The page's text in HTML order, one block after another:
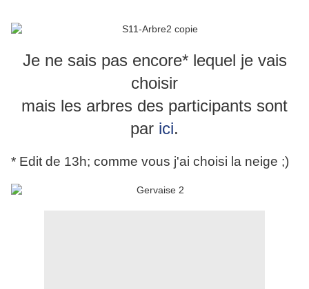
Je ne sais pas encore* lequel je vais
choisir
mais les arbres des participants sont
par ici.
* Edit de 13h; comme vous j'ai choisi la neige ;)